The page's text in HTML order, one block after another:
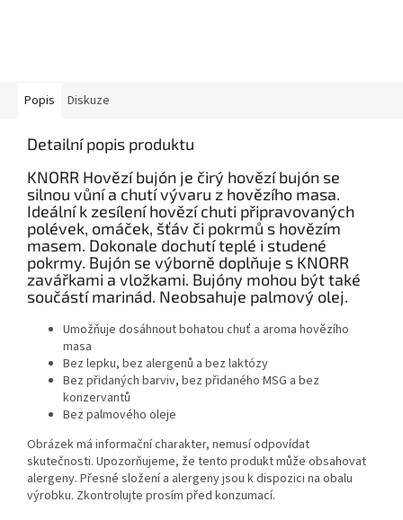
Popis Diskuze
Detailní popis produktu
KNORR Hovězí bujón je čirý hovězí bujón se
silnou vůní a chutí vývaru z hovězího masa.
Ideální k zesílení hovězí chuti připravovaných
polévek, omáček, šťáv či pokrmů s hovězím
masem. Dokonale dochutí teplé i studené
pokrmy. Bujón se výborně doplňuje s KNORR
zavářkami a vložkami. Bujóny mohou být také
součástí marinád. Neobsahuje palmový olej.
Umožňuje dosáhnout bohatou chuť a aroma hovězího
masa
Bez lepku, bez alergenů a bez laktózy
Bez přidaných barviv, bez přidaného MSG a bez
konzervantů
Bez palmového oleje
Obrázek má informační charakter, nemusí odpovídat
skutečnosti. Upozorňujeme, že tento produkt může obsahovat
alergeny. Přesné složení a alergeny jsou k dispozici na obalu
výrobku. Zkontrolujte prosím před konzumací.